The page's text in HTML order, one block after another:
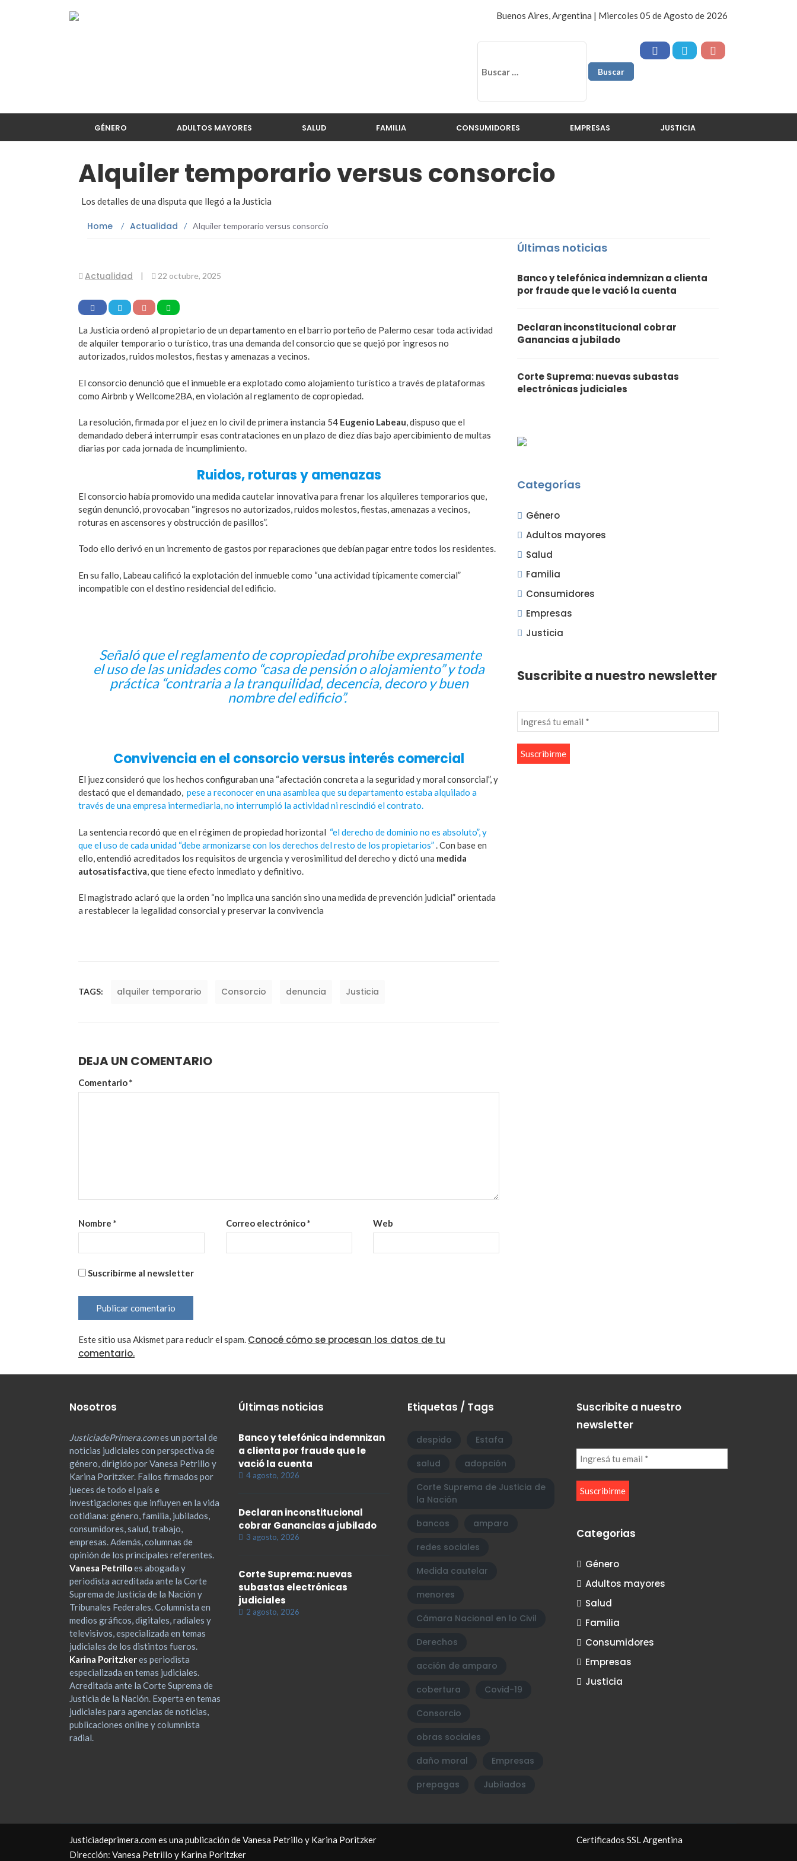
Buenos Aires, Argentina | Miercoles 05 de Agosto de 2026
GÉNERO ADULTOS MAYORES SALUD FAMILIA CONSUMIDORES EMPRESAS JUSTICIA
Alquiler temporario versus consorcio
Los detalles de una disputa que llegó a la Justicia
Home / Actualidad / Alquiler temporario versus consorcio
Actualidad | 22 octubre, 2025
La Justicia ordenó al propietario de un departamento en el barrio porteño de Palermo cesar toda actividad
de alquiler temporario o turístico, tras una demanda del consorcio que se quejó por ingresos no
autorizados, ruidos molestos, fiestas y amenazas a vecinos.
El consorcio denunció que el inmueble era explotado como alojamiento turístico a través de plataformas
como Airbnb y Wellcome2BA, en violación al reglamento de copropiedad.
La resolución, firmada por el juez en lo civil de primera instancia 54 Eugenio Labeau, dispuso que el
demandado deberá interrumpir esas contrataciones en un plazo de diez días bajo apercibimiento de multas
diarias por cada jornada de incumplimiento.
Ruidos, roturas y amenazas
El consorcio había promovido una medida cautelar innovativa para frenar los alquileres temporarios que,
según denunció, provocaban “ingresos no autorizados, ruidos molestos, fiestas, amenazas a vecinos,
roturas en ascensores y obstrucción de pasillos”.
Todo ello derivó en un incremento de gastos por reparaciones que debían pagar entre todos los residentes.
En su fallo, Labeau calificó la explotación del inmueble como “una actividad típicamente comercial”
incompatible con el destino residencial del edificio.
Señaló que el reglamento de copropiedad prohíbe expresamente
el uso de las unidades como “casa de pensión o alojamiento” y toda
práctica “contraria a la tranquilidad, decencia, decoro y buen
nombre del edificio”.
Convivencia en el consorcio versus interés comercial
El juez consideró que los hechos configuraban una “afectación concreta a la seguridad y moral consorcial”, y
destacó que el demandado, pese a reconocer en una asamblea que su departamento estaba alquilado a
través de una empresa intermediaria, no interrumpió la actividad ni rescindió el contrato.
La sentencia recordó que en el régimen de propiedad horizontal “el derecho de dominio no es absoluto”, y
que el uso de cada unidad “debe armonizarse con los derechos del resto de los propietarios”. Con base en
ello, entendió acreditados los requisitos de urgencia y verosimilitud del derecho y dictó una medida
autosatisfactiva, que tiene efecto inmediato y definitivo.
El magistrado aclaró que la orden “no implica una sanción sino una medida de prevención judicial” orientada
a restablecer la legalidad consorcial y preservar la convivencia
TAGS: alquiler temporario Consorcio denuncia Justicia
DEJA UN COMENTARIO
Comentario*
Nombre * Correo electrónico* Web
Suscribirme al newsletter
Este sitio usa Akismet para reducir el spam. Conocé cómo se procesan los datos de tu
comentario.
Últimas noticias
Banco y telefónica indemnizan a clienta
por fraude que le vació la cuenta
Declaran inconstitucional cobrar
Ganancias a jubilado
Corte Suprema: nuevas subastas
electrónicas judiciales
Categorías
Género
Adultos mayores
Salud
Familia
Consumidores
Empresas
Justicia
Suscribite a nuestro newsletter
Nosotros
JusticiadePrimera.comes un portal de
noticias judiciales con perspectiva de
género, dirigido por Vanesa Petrillo y
Karina Poritzker. Fallos firmados por
jueces de todo el país e
investigaciones que influyen en la vida
cotidiana: género, familia, jubilados,
consumidores, salud, trabajo,
empresas. Además, columnas de
opinión de los principales referentes.
Vanesa Petrilloes abogada y
periodista acreditada ante la Corte
Suprema de Justicia de la Nación y
Tribunales Federales. Columnista en
medios gráficos, digitales, radiales y
televisivos, especializada en temas
judiciales de los distintos fueros.
Karina Poritzkeres periodista
especializada en temas judiciales.
Acreditada ante la Corte Suprema de
Justicia de la Nación. Experta en temas
judiciales para agencias de noticias,
publicaciones online y columnista
radial.
Últimas noticias
Banco y telefónica indemnizan
a clienta por fraude que le
vació la cuenta
4 agosto, 2026
Declaran inconstitucional
cobrar Ganancias a jubilado
3 agosto, 2026
Corte Suprema: nuevas
subastas electrónicas
judiciales
2 agosto, 2026
Etiquetas / Tags
despido
Estafa
salud
adopción
Corte Suprema de Justicia de
la Nación
bancos
amparo
redes sociales
Medida cautelar
menores
Cámara Nacional en lo Civil
Derechos
acción de amparo
cobertura
Covid-19
Consorcio
obras sociales
daño moral
Empresas
prepagas
Jubilados
Suscribite a nuestro
newsletter
Categorias
Género
Adultos mayores
Salud
Familia
Consumidores
Empresas
Justicia
Justiciadeprimera.com es una publicación de Vanesa Petrillo y Karina Poritzker
Dirección: Vanesa Petrillo y Karina Poritzker
Certificados SSL Argentina